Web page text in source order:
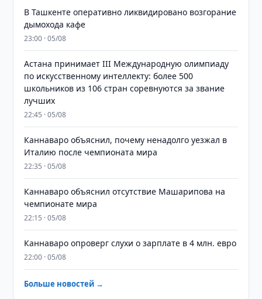
В Ташкенте оперативно ликвидировано возгорание
дымохода кафе
23:00 · 05/08
Астана принимает III Международную олимпиаду
по искусственному интеллекту: более 500
школьников из 106 стран соревнуются за звание
лучших
22:45 · 05/08
Каннаваро объяснил, почему ненадолго уезжал в
Италию после чемпионата мира
22:35 · 05/08
Каннаваро объяснил отсутствие Машарипова на
чемпионате мира
22:15 · 05/08
Каннаваро опроверг слухи о зарплате в 4 млн. евро
22:00 · 05/08
Больше новостей →